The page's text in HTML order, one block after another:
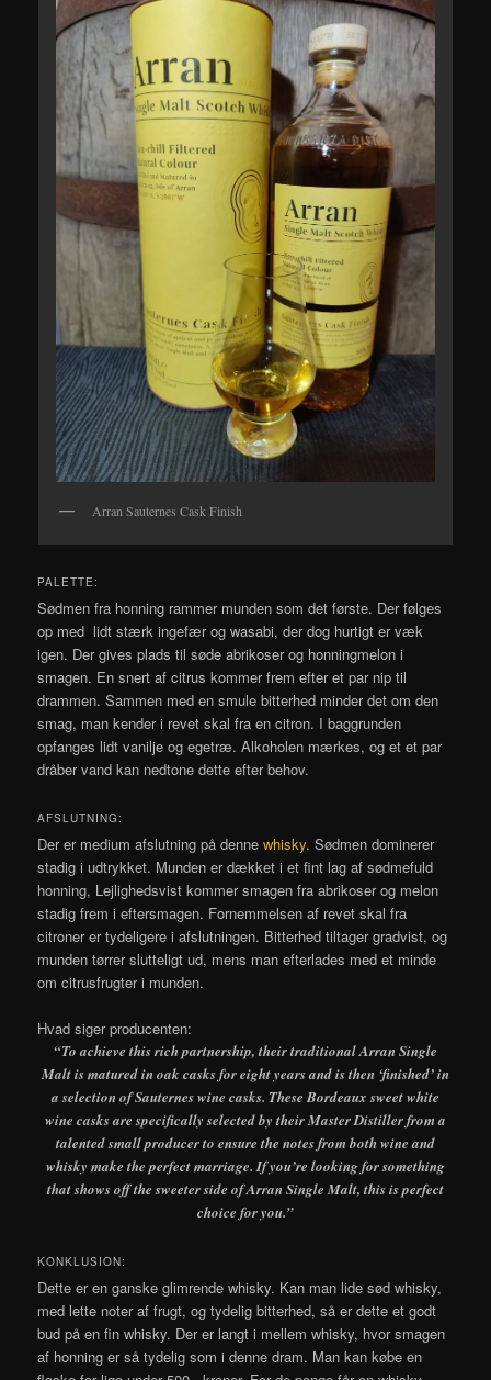
Arran Sauternes Cask Finish
PALETTE:
Sødmen fra honning rammer munden som det første. Der følges
op med lidt stærk ingefær og wasabi, der dog hurtigt er væk
igen. Der gives plads til søde abrikoser og honningmelon i
smagen. En snert af citrus kommer frem efter et par nip til
drammen. Sammen med en smule bitterhed minder det om den
smag, man kender i revet skal fra en citron. I baggrunden
opfanges lidt vanilje og egetræ. Alkoholen mærkes, og et et par
dråber vand kan nedtone dette efter behov.
AFSLUTNING:
Der er medium afslutning på dennewhisky. Sødmen dominerer
stadig i udtrykket. Munden er dækket i et fint lag af sødmefuld
honning, Lejlighedsvist kommer smagen fra abrikoser og melon
stadig frem i eftersmagen. Fornemmelsen af revet skal fra
citroner er tydeligere i afslutningen. Bitterhed tiltager gradvist, og
munden tørrer slutteligt ud, mens man efterlades med et minde
om citrusfrugter i munden.
Hvad siger producenten:
“To achieve this rich partnership, their traditional Arran Single
Malt is matured in oak casks for eight years and is then ‘finished’ in
a selection of Sauternes wine casks. These Bordeaux sweet white
wine casks are specifically selected by their Master Distiller from a
talented small producer to ensure the notes from both wine and
whisky make the perfect marriage. If you’re looking for something
that shows off the sweeter side of Arran Single Malt, this is perfect
choice for you.”
KONKLUSION:
Dette er en ganske glimrende whisky. Kan man lide sød whisky,
med lette noter af frugt, og tydelig bitterhed, så er dette et godt
bud på en fin whisky. Der er langt i mellem whisky, hvor smagen
af honning er så tydelig som i denne dram. Man kan købe en